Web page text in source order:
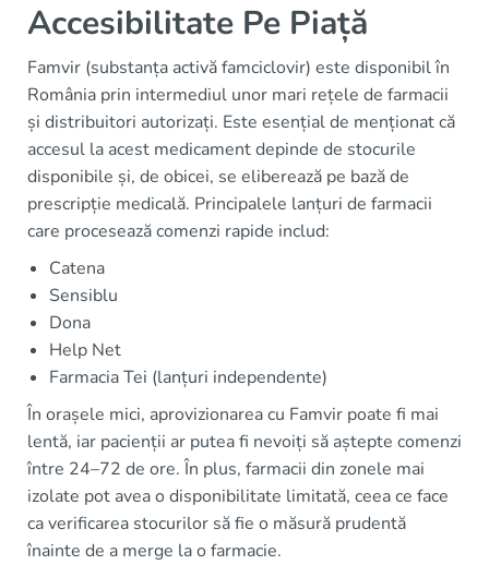
Accesibilitate Pe Piață
Famvir (substanța activă famciclovir) este disponibil în
România prin intermediul unor mari rețele de farmacii
și distribuitori autorizați. Este esențial de menționat că
accesul la acest medicament depinde de stocurile
disponibile și, de obicei, se eliberează pe bază de
prescripție medicală. Principalele lanțuri de farmacii
care procesează comenzi rapide includ:
Catena
Sensiblu
Dona
Help Net
Farmacia Tei (lanțuri independente)
În orașele mici, aprovizionarea cu Famvir poate fi mai
lentă, iar pacienții ar putea fi nevoiți să aștepte comenzi
între 24–72 de ore. În plus, farmacii din zonele mai
izolate pot avea o disponibilitate limitată, ceea ce face
ca verificarea stocurilor să fie o măsură prudentă
înainte de a merge la o farmacie.